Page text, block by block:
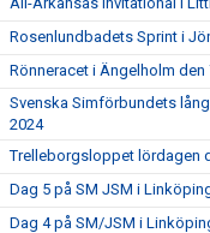
Rosenlundbadets Sprint i
Rönneracet i Ängelholm
Svenska Simförbundets
2024
Trelleborgsloppet lördagen
Dag 5 på SM JSM i
Dag 4 på SM/JSM i